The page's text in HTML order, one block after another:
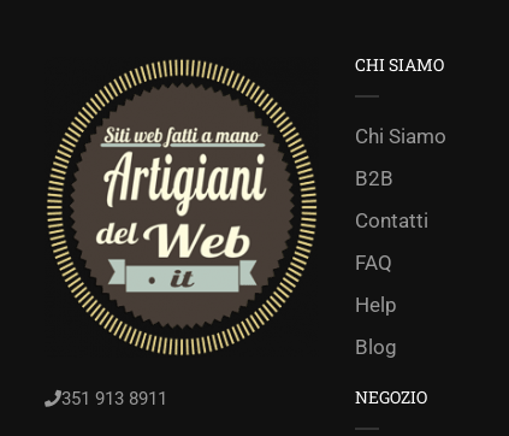
351 913 8911
CHI SIAMO
Chi Siamo
B2B
Contatti
FAQ
Help
Blog
NEGOZIO